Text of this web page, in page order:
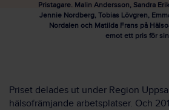
Pristagare. Malin Andersson, Sandra
Jennie Nordberg, Tobias Lövgren,
Nordalen och Matilda Frans på
emot ett pris för
Priset delades ut under Region
hälsofrämjande arbetsplatser. Och